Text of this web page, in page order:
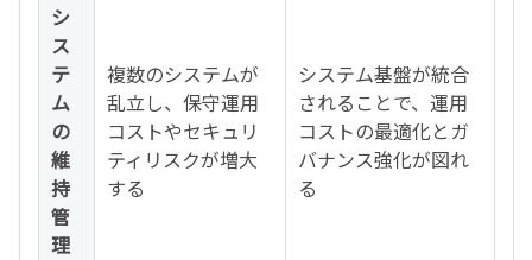
シ
ス
テ
ム
の
維
持
管
理
複数のシステムが
乱立し、保守運用
コストやセキュリ
ティリスクが増大
する
システム基盤が統合
されることで、運用
コストの最適化とガ
バナンス強化が図れ
る